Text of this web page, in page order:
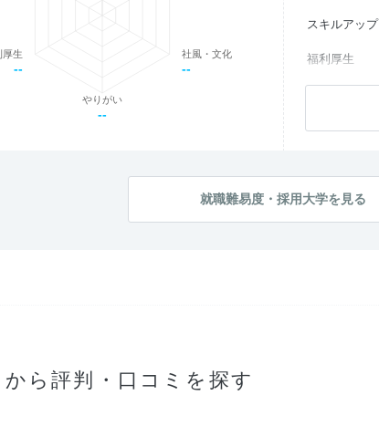
社風・文化
--
やりがい
--
厚生
--
スキルアップ
福利厚生
社員・管理職
社風・文化
就職難易度・採用大学を見る
ら評判・口コミを探す